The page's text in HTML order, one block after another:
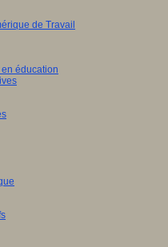
de Travail
éducation